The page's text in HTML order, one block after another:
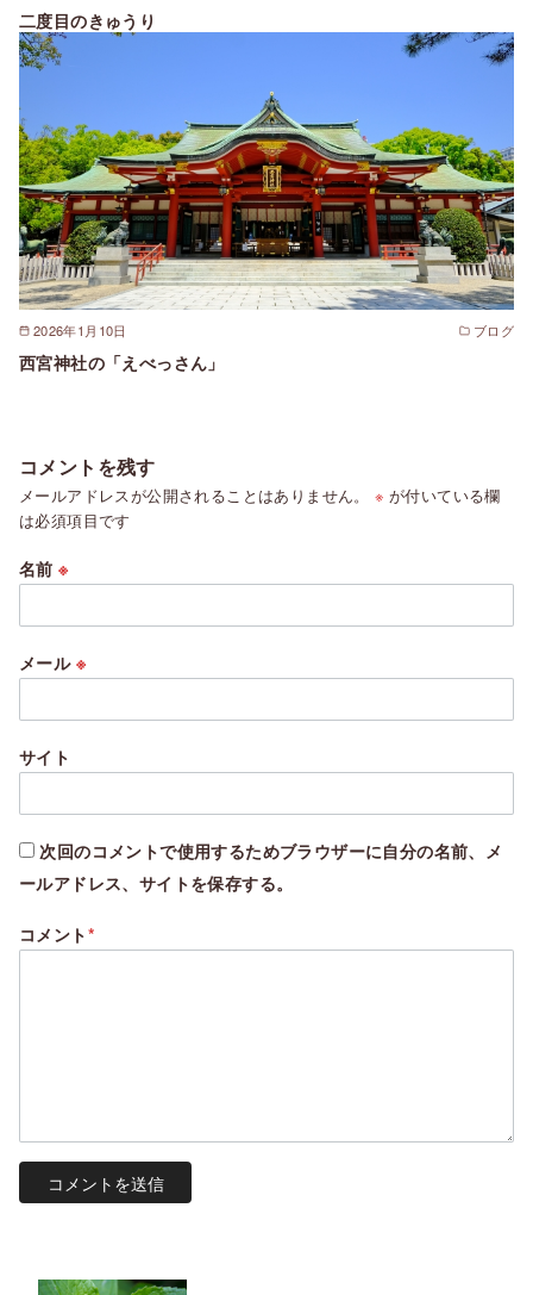
二度目のきゅうり
2026年1月10日 ブログ
西宮神社の「えべっさん」
コメントを残す
メールアドレスが公開されることはありません。 ※ が付いている欄
は必須項目です
名前※
メール ※
サイト
次回のコメントで使用するためブラウザーに自分の名前、メ
ールアドレス、サイトを保存する。
コメント*